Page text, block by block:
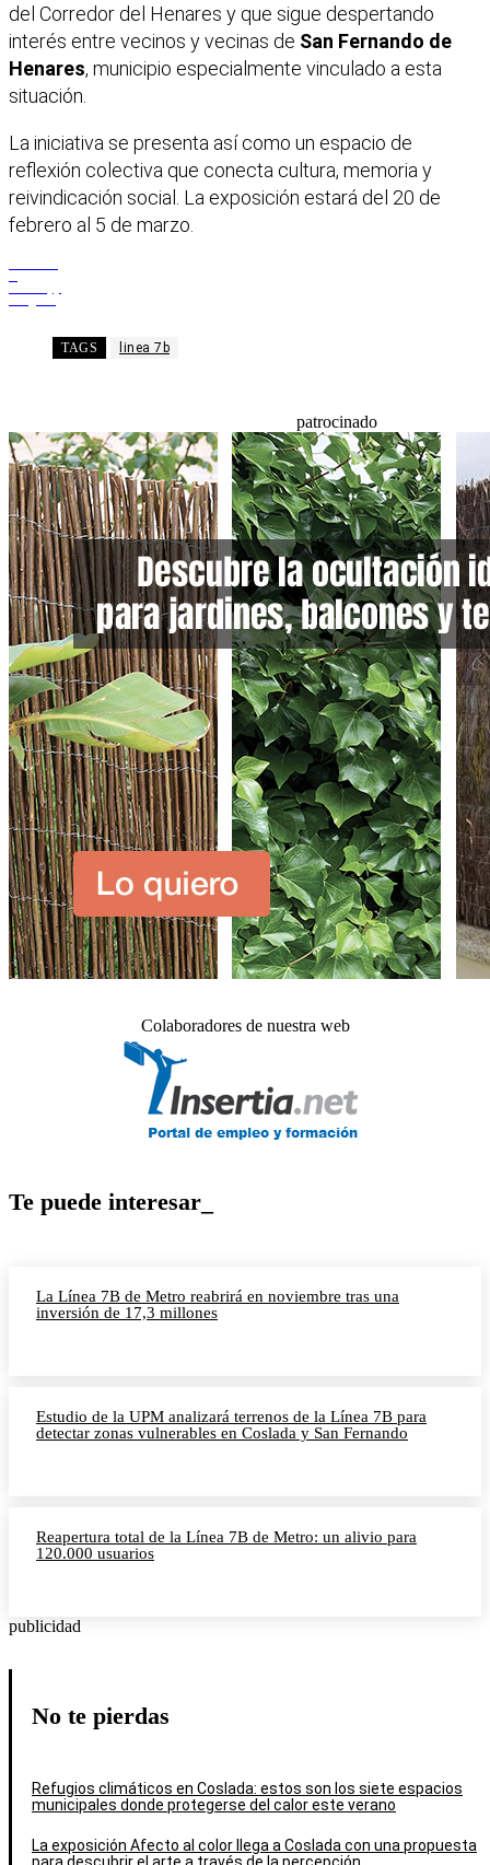
del Corredor del Henares y que sigue despertando
interés entre vecinos y vecinas de San Fernando de
Henares, municipio especialmente vinculado a esta
situación.
La iniciativa se presenta así como un espacio de
reflexión colectiva que conecta cultura, memoria y
reivindicación social. La exposición estará del 20 de
febrero al 5 de marzo.
TAGS linea 7b
patrocinado
Colaboradores de nuestra web
Te puede interesar_
La Línea 7B de Metro reabrirá en noviembre tras una
inversión de 17,3 millones
Estudio de la UPM analizará terrenos de la Línea 7B para
detectar zonas vulnerables en Coslada y San Fernando
Reapertura total de la Línea 7B de Metro: un alivio para
120.000 usuarios
publicidad
No te pierdas
Refugios climáticos en Coslada: estos son los siete espacios
municipales donde protegerse del calor este verano
La exposición Afecto al color llega a Coslada con una propuesta
para descubrir el arte a través de la percepción